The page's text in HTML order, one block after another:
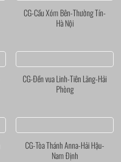
CG-Cầu Xóm Bên-Thường Tín-
Hà Nội
CG-Đền vua Linh-Tiên Lãng-Hải
Phòng
CG-Tòa Thánh Anna-Hải Hậu-
Nam Định